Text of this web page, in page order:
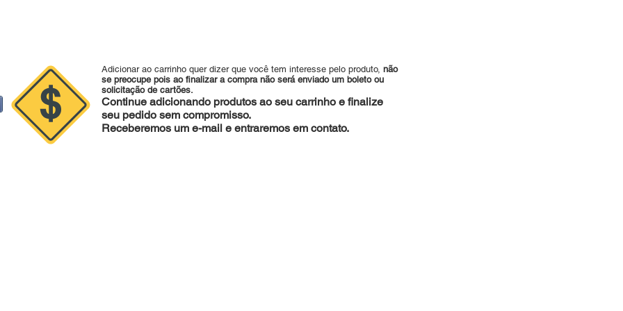
Adicionar ao carrinho quer dizer que você tem interesse pelo produto, não
se preocupe pois ao finalizar a compra não será enviado um boleto ou
solicitação de cartões.
Continue adicionando produtos ao seu carrinho e finalize
seu pedido sem compromisso.
Receberemos um e-mail e entraremos em contato.